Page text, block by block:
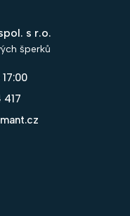
s r.o.
šperků